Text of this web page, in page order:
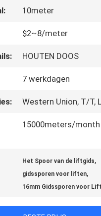
10meter
$2~8/meter
HOUTEN DOOS
7 werkdagen
Western Union, T/T,
15000meters/month
Het Spoor van de liftgids,
gidssporen voor liften,
16mm Gidssporen voor